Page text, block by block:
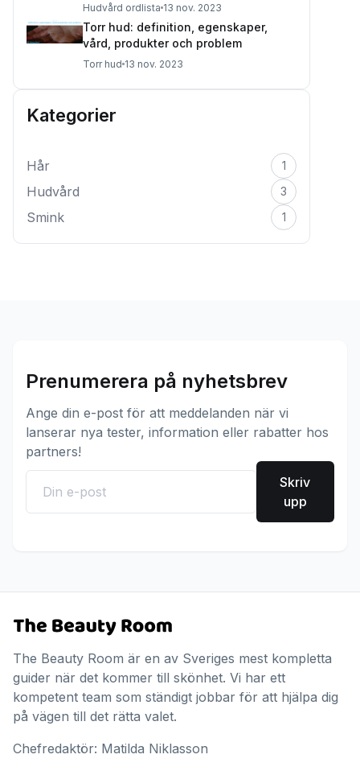
Hudvård ordlista 13 nov. 2023
Torr hud: definition, egenskaper,
vård, produkter och problem
Torr hud 13 nov. 2023
Kategorier
Hår 1
Hudvård 3
Smink 1
Prenumerera på nyhetsbrev
Ange din e-post för att meddelanden när vi
lanserar nya tester, information eller rabatter hos
partners!
Skriv
upp
The Beauty Room är en av Sveriges mest kompletta
guider när det kommer till skönhet. Vi har ett
kompetent team som ständigt jobbar för att hjälpa dig
på vägen till det rätta valet.
Chefredaktör: Matilda Niklasson